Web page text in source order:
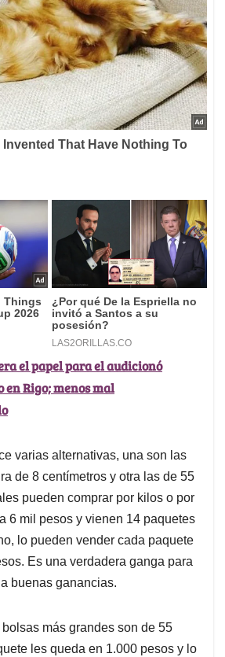
el papel para el audicionó
en Rigo; menos mal
varias alternativas, una son las
de 8 centímetros y otra las de 55
pueden comprar por kilos o por
6 mil pesos y vienen 14 paquetes
lo pueden vender cada paquete
Es una verdadera ganga para
buenas ganancias.
más grandes son de 55
les queda en 1.000 pesos y lo